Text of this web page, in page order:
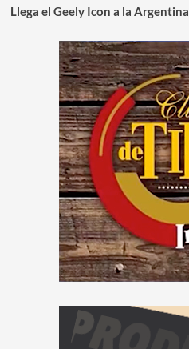
Llega el Geely Icon a la Argentina